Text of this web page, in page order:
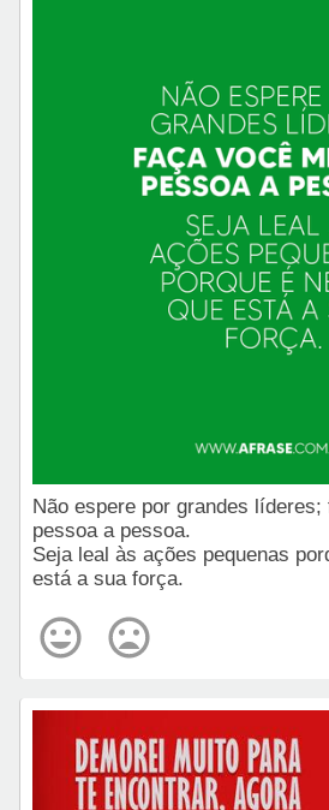
Não espere por grandes
pessoa a pessoa.
Seja leal às ações pequenas
está a sua força.